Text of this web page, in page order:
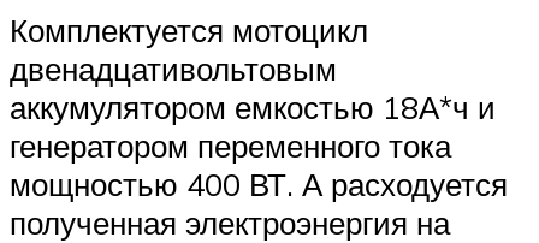
Комплектуется мотоцикл
двенадцативольтовым
аккумулятором емкостью 18А*ч и
генератором переменного тока
мощностью 400 ВТ. А расходуется
полученная электроэнергия на